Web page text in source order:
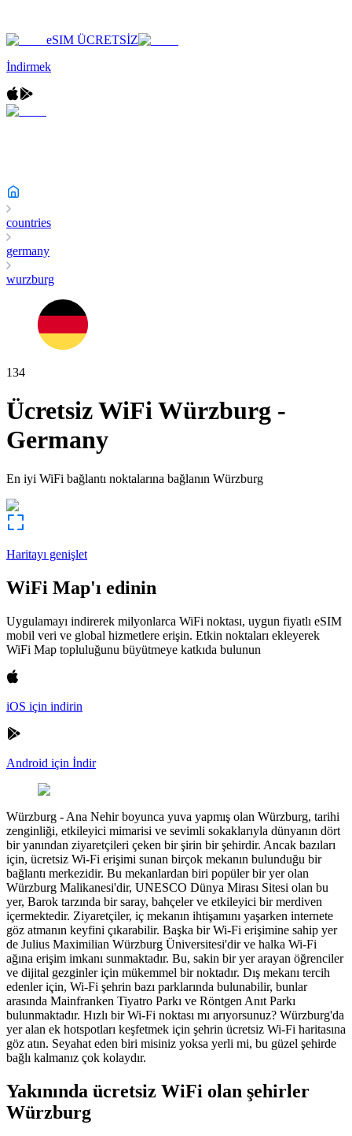
eSIM ÜCRETSİZ
İndirmek
countries
germany
wurzburg
134
Ücretsiz WiFiWürzburg -
Germany
En iyi WiFi bağlantı noktalarına bağlanın Würzburg
Haritayı genişlet
WiFi Map'ı edinin
Uygulamayı indirerek milyonlarca WiFi noktası, uygun fiyatlı eSIM
mobil veri ve global hizmetlere erişin. Etkin noktaları ekleyerek
WiFi Map topluluğunu büyütmeye katkıda bulunun
iOS için indirin
Android için İndir
Würzburg - Ana Nehir boyunca yuva yapmış olan Würzburg, tarihi
zenginliği, etkileyici mimarisi ve sevimli sokaklarıyla dünyanın dört
bir yanından ziyaretçileri çeken bir şirin bir şehirdir. Ancak bazıları
için, ücretsiz Wi-Fi erişimi sunan birçok mekanın bulunduğu bir
bağlantı merkezidir. Bu mekanlardan biri popüler bir yer olan
Würzburg Malikanesi'dir, UNESCO Dünya Mirası Sitesi olan bu
yer, Barok tarzında bir saray, bahçeler ve etkileyici bir merdiven
içermektedir. Ziyaretçiler, iç mekanın ihtişamını yaşarken internete
göz atmanın keyfini çıkarabilir. Başka bir Wi-Fi erişimine sahip yer
de Julius Maximilian Würzburg Üniversitesi'dir ve halka Wi-Fi
ağına erişim imkanı sunmaktadır. Bu, sakin bir yer arayan öğrenciler
ve dijital gezginler için mükemmel bir noktadır. Dış mekanı tercih
edenler için, Wi-Fi şehrin bazı parklarında bulunabilir, bunlar
arasında Mainfranken Tiyatro Parkı ve Röntgen Anıt Parkı
bulunmaktadır. Hızlı bir Wi-Fi noktası mı arıyorsunuz? Würzburg'da
yer alan ek hotspotları keşfetmek için şehrin ücretsiz Wi-Fi haritasına
göz atın. Seyahat eden biri misiniz yoksa yerli mi, bu güzel şehirde
bağlı kalmanız çok kolaydır.
Yakınında ücretsiz WiFi olan şehirler
Würzburg